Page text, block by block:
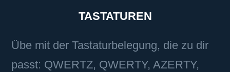
TASTATUREN
Übe mit der Tastaturbelegung, die zu dir
passt: QWERTZ, QWERTY, AZERTY,